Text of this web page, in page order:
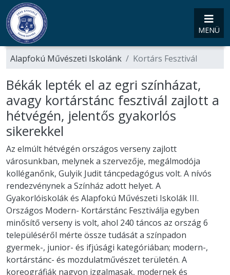
MENÜ
Alapfokú Művészeti Iskolánk Kortárs Fesztivál
Békák lepték el az egri színházat,
avagy kortárstánc fesztivál zajlott a
hétvégén, jelentős gyakorlós
sikerekkel
Az elmúlt hétvégén országos verseny zajlott
városunkban, melynek a szervezője, megálmodója
kolléganőnk, Gulyik Judit táncpedagógus volt. A nívós
rendezvénynek a Színház adott helyet. A
Gyakorlóiskolák és Alapfokú Művészeti Iskolák III.
Országos Modern- Kortárstánc Fesztiválja egyben
minősítő verseny is volt, ahol 240 táncos az ország 6
településéről mérte össze tudását a színpadon
gyermek-, junior- és ifjúsági kategóriában; modern-,
kortárstánc- és mozdulatművészet területén. A
koreográfiák nagyon izgalmasak, modernek és